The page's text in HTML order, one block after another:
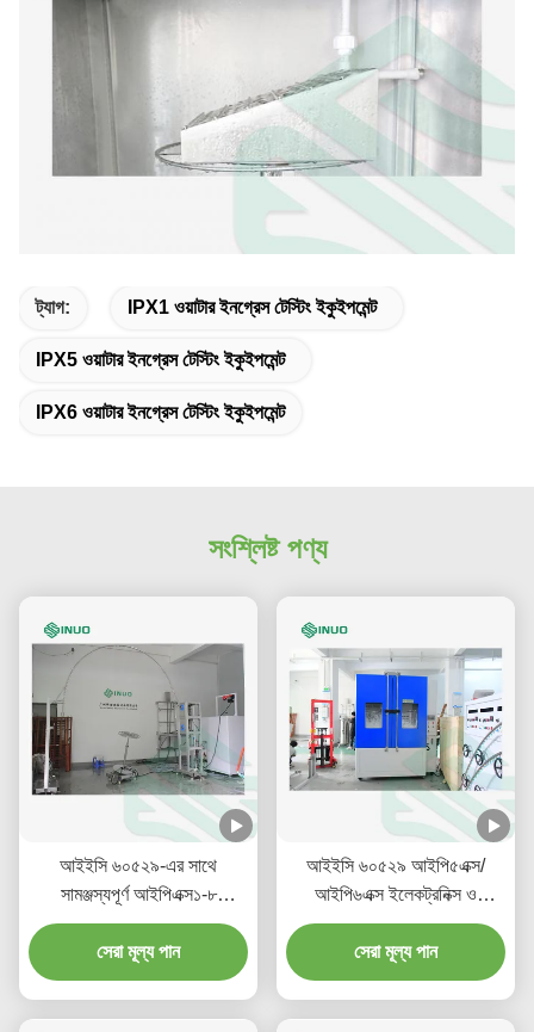
ট্যাগ: IPX1 ওয়াটার ইনগ্রেস টেস্টিং ইকুইপমেন্ট
IPX5 ওয়াটার ইনগ্রেস টেস্টিং ইকুইপমেন্ট
IPX6 ওয়াটার ইনগ্রেস টেস্টিং ইকুইপমেন্ট
সংশ্লিষ্ট পণ্য
আইইসি ৬০৫২৯-এর সাথে
সামঞ্জস্যপূর্ণ আইপিএক্স১-৮
ইন্ডাস্ট্রিয়াল এবং হোমপ্লেটস জন্য
জলরোধী টেস্ট সিস্টেম
সেরা মূল্য পান
আইইসি ৬০৫২৯ আইপি৫এক্স/
আইপি৬এক্স ইলেকট্রনিক্স ও
অটোমোটিভ প্রোডাক্টের জন্য বালি ও
ধুলো পরীক্ষার চেম্বার
সেরা মূল্য পান